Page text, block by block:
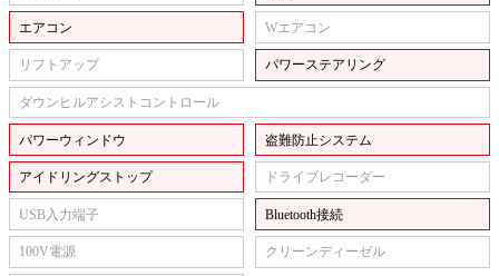
エアコン Wエアコン
リフトアップ パワーステアリング
ダウンヒルアシストコントロール
パワーウィンドウ 盗難防止システム
アイドリングストップ ドライブレコーダー
USB入力端子 Bluetooth接続
100V電源 クリーンディーゼル